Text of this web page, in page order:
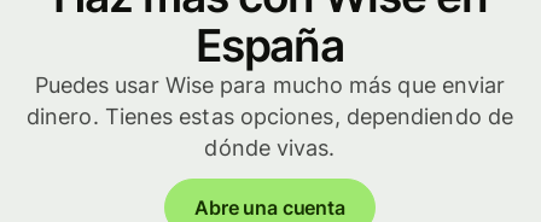
España
Puedes usar Wise para mucho más que enviar
dinero. Tienes estas opciones, dependiendo de
dónde vivas.
Abre una cuenta